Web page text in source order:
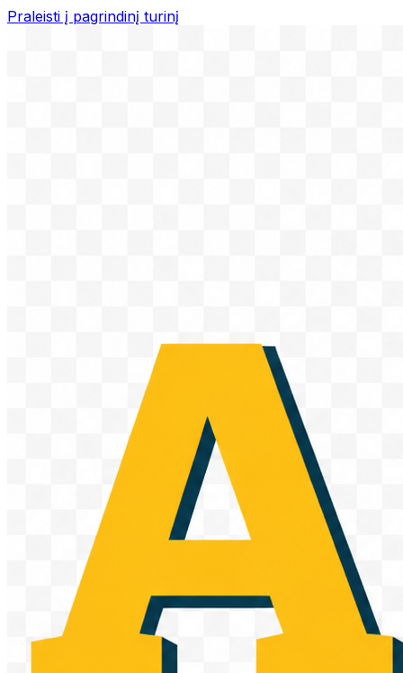
Praleisti į pagrindinį turinį